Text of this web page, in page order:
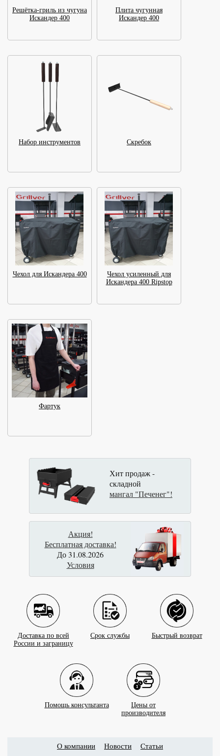
Решётка-гриль из чугуна
Искандер 400
Плита чугунная
Искандер 400
Набор инструментов Скребок
Чехол для Искандера 400
Чехол усиленный для
Искандера 400 Ripstop
Фартук
Хит продаж -
складной
мангал "Печенег"!
Акция!
Бесплатная доставка!
До 31.08.2026
Условия
Доставка по всей
России и заграницу
Срок службы Быстрый возврат
Помощь консультанта
Цены от
производителя
О компании Новости Статьи